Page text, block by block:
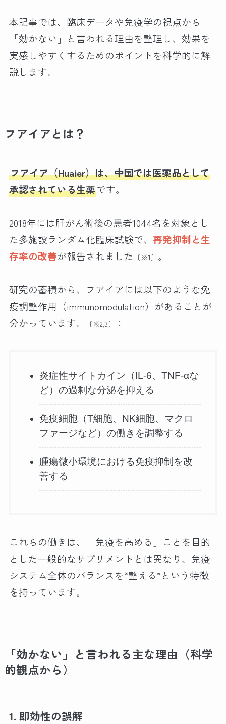
本記事では、臨床データや免疫学の視点から
「効かない」と言われる理由を整理し、効果を
実感しやすくするためのポイントを科学的に解
説します。
フアイアとは？
フアイア（Huaier）は、中国では医薬品として
承認されている生薬です。
2018年には肝がん術後の患者1044名を対象とし
た多施設ランダム化臨床試験で、 再発抑制と生
存率の改善が報告されました 〔※1〕 。
研究の蓄積から、フアイアには以下のような免
疫調整作用（immunomodulation）があることが
分かっています。
〔※2,3〕 ：
炎症性サイトカイン（IL-6、TNF-αな
ど）の過剰な分泌を抑える
免疫細胞（T細胞、NK細胞、マクロ
ファージなど）の働きを調整する
腫瘍微小環境における免疫抑制を改
善する
これらの働きは、「免疫を高める」ことを目的
とした一般的なサプリメントとは異なり、免疫
システム全体のバランスを“整える”という特徴
を持っています。
「効かない」と言われる主な理由（科学
的観点から）
1. 即効性の誤解